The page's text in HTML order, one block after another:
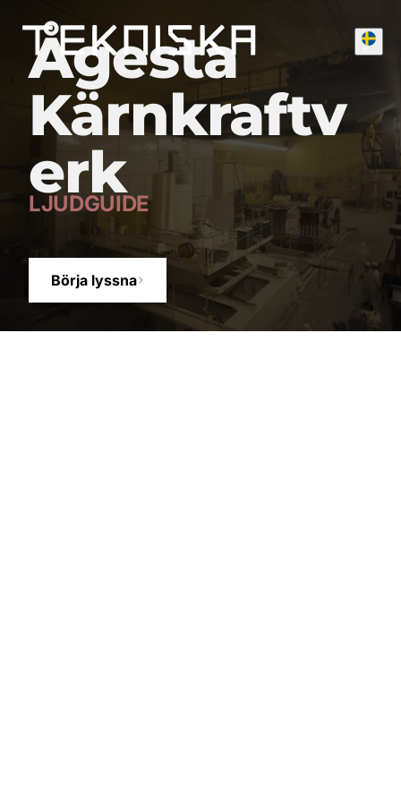
Ågesta
Kärnkraftv
erk
LJUDGUIDE
Börja lyssna